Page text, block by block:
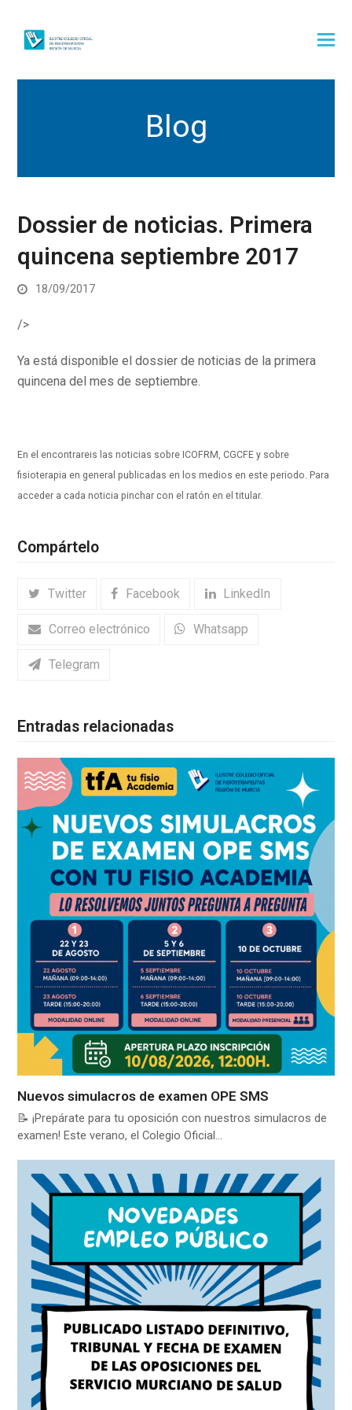
Blog
Dossier de noticias. Primera
quincena septiembre 2017
18/09/2017
/>
Ya está disponible el dossier de noticias de la primera
quincena del mes de septiembre.
En el encontrareis las noticias sobre ICOFRM, CGCFE y sobre
fisioterapia en general publicadas en los medios en este periodo. Para
acceder a cada noticia pinchar con el ratón en el titular.
Compártelo
Twitter Facebook LinkedIn
Correo electrónico Whatsapp
Telegram
Entradas relacionadas
Nuevos simulacros de examen OPE SMS
📝 ¡Prepárate para tu oposición con nuestros simulacros de
examen! Este verano, el Colegio Oficial…